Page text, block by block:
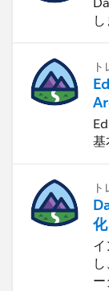
し
理
基
化
ー